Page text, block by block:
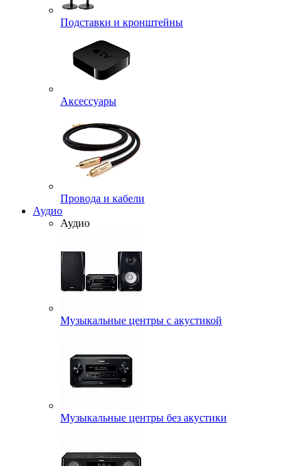
Подставки и кронштейны
Аксессуары
Провода и кабели
Аудио
Аудио
Музыкальные центры с акустикой
Музыкальные центры без акустики